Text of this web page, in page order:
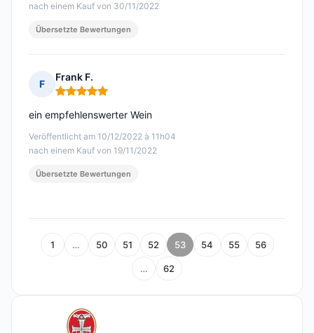
nach einem Kauf von 30/11/2022
Übersetzte Bewertungen
F
Frank F.
Hinweis: 5 von 5
Veröffentlicht am 10/12/2022 à 11h04
nach einem Kauf von 19/11/2022
ein empfehlenswerter Wein
Übersetzte Bewertungen
1 … 50 51 52 53 54 55 56
… 62